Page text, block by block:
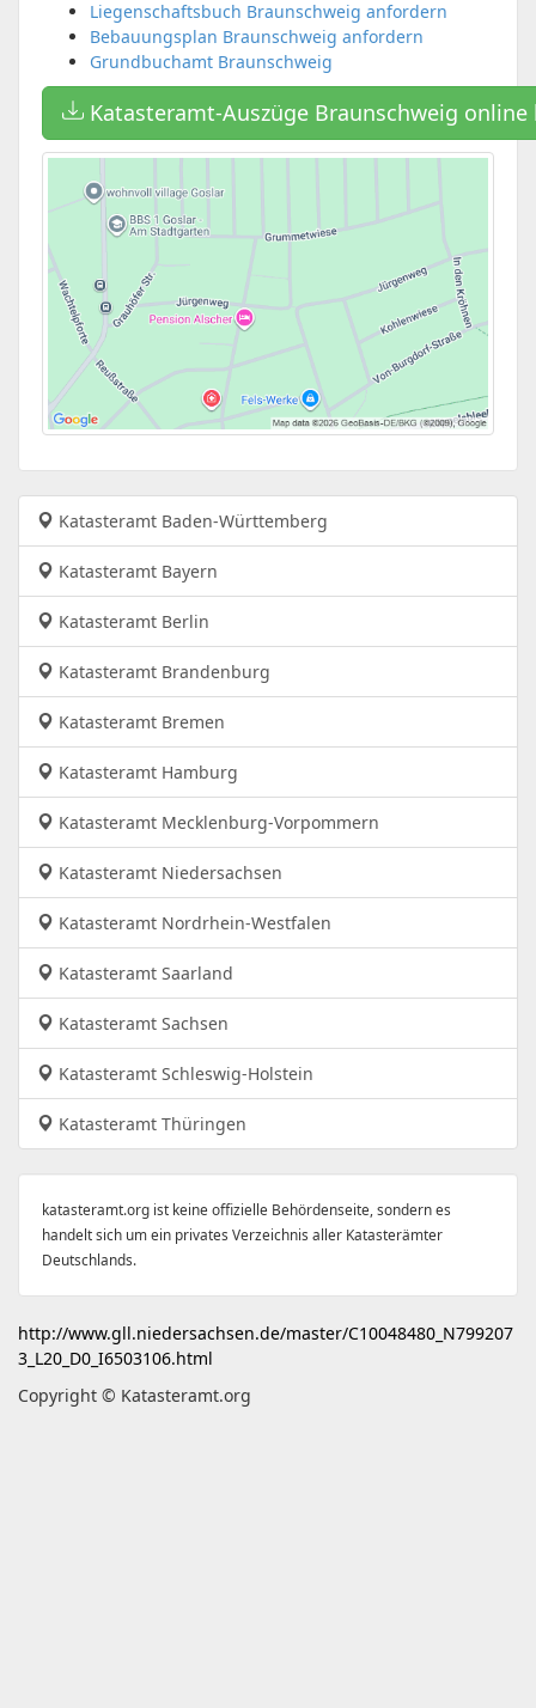
Liegenschaftsbuch Braunschweig anfordern
Bebauungsplan Braunschweig anfordern
Grundbuchamt Braunschweig
Katasteramt-Auszüge Braunschweig
Katasteramt Baden-Württemberg
Katasteramt Bayern
Katasteramt Berlin
Katasteramt Brandenburg
Katasteramt Bremen
Katasteramt Hamburg
Katasteramt Mecklenburg-Vorpommern
Katasteramt Niedersachsen
Katasteramt Nordrhein-Westfalen
Katasteramt Saarland
Katasteramt Sachsen
Katasteramt Schleswig-Holstein
Katasteramt Thüringen
katasteramt.org ist keine offizielle Behördenseite, sondern es
handelt sich um ein privates Verzeichnis aller Katasterämter
Deutschlands.
http://www.gll.niedersachsen.de/master/C10048480_N799207
3_L20_D0_I6503106.html
Copyright © Katasteramt.org